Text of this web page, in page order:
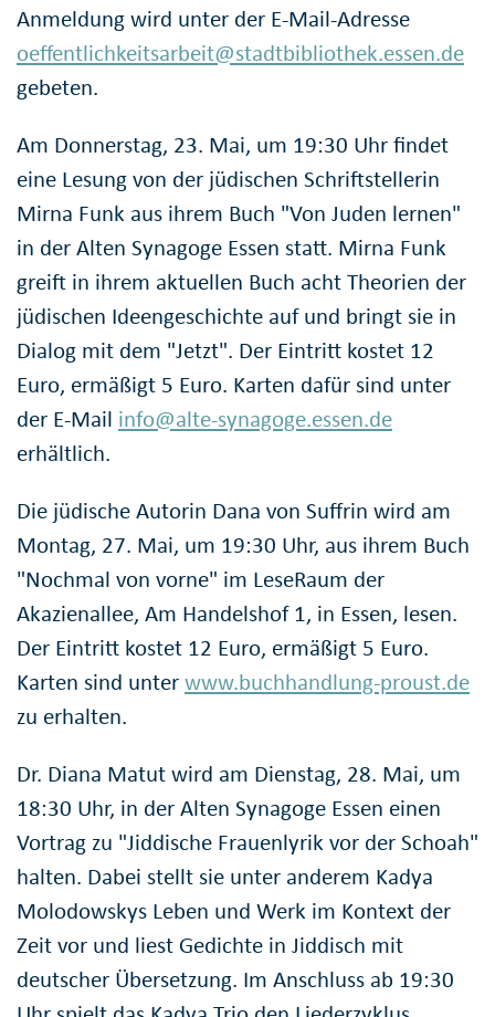
Anmeldung wird unter der E-Mail-Adresse
oeffentlichkeitsarbeit@stadtbibliothek.essen.de
gebeten.
Am Donnerstag, 23. Mai, um 19:30 Uhr findet
eine Lesung von der jüdischen Schriftstellerin
Mirna Funk aus ihrem Buch "Von Juden lernen"
in der Alten Synagoge Essen statt. Mirna Funk
greift in ihrem aktuellen Buch acht Theorien der
jüdischen Ideengeschichte auf und bringt sie in
Dialog mit dem "Jetzt". Der Eintritt kostet 12
Euro, ermäßigt 5 Euro. Karten dafür sind unter
der E-Mail info@alte-synagoge.essen.de
erhältlich.
Die jüdische Autorin Dana von Suffrin wird am
Montag, 27. Mai, um 19:30 Uhr, aus ihrem Buch
"Nochmal von vorne" im LeseRaum der
Akazienallee, Am Handelshof 1, in Essen, lesen.
Der Eintritt kostet 12 Euro, ermäßigt 5 Euro.
Karten sind unterwww.buchhandlung-proust.de
zu erhalten.
Dr. Diana Matut wird am Dienstag, 28. Mai, um
18:30 Uhr, in der Alten Synagoge Essen einen
Vortrag zu "Jiddische Frauenlyrik vor der Schoah"
halten. Dabei stellt sie unter anderem Kadya
Molodowskys Leben und Werk im Kontext der
Zeit vor und liest Gedichte in Jiddisch mit
deutscher Übersetzung. Im Anschluss ab 19:30